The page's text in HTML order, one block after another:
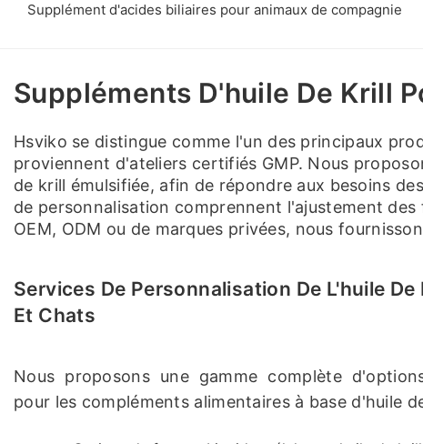
Supplément d'acides biliaires pour animaux de compagnie
Suppléments D'huile De Krill
Hsviko se distingue comme l'un des principaux
proviennent d'ateliers certifiés GMP. Nous
de krill émulsifiée, afin de répondre aux besoins
de personnalisation comprennent l'ajustement
OEM, ODM ou de marques privées, nous
Services De Personnalisation De L'huile
Et Chats
Nous proposons une gamme complète
pour les compléments alimentaires à base d'huile